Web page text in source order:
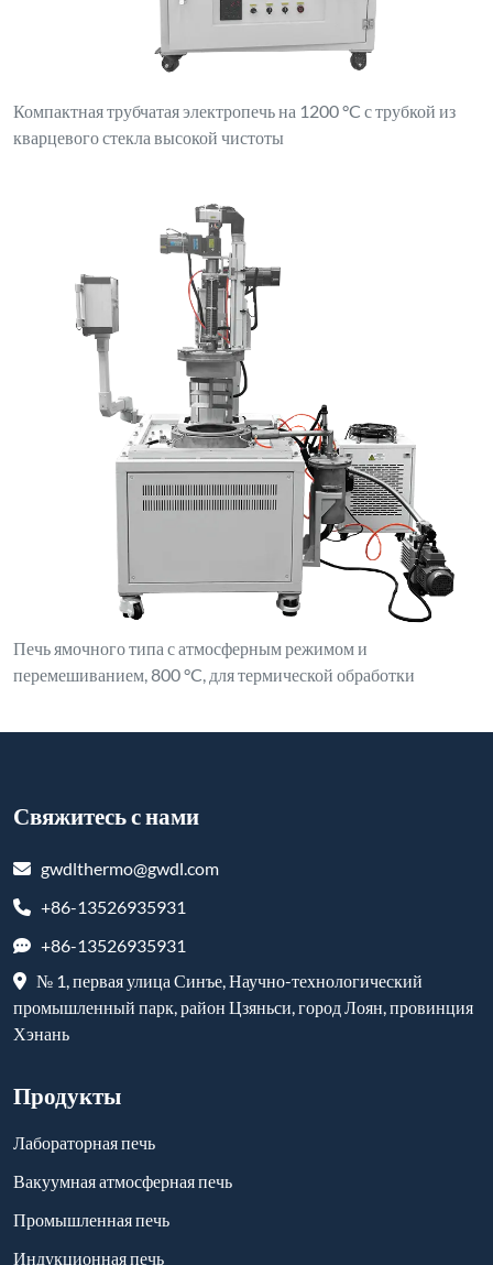
Компактная трубчатая электропечь на 1200 °C с трубкой из
кварцевого стекла высокой чистоты
Печь ямочного типа с атмосферным режимом и
перемешиванием, 800 °C, для термической обработки
Свяжитесь с нами
gwdlthermo@gwdl.com
+86-13526935931
+86-13526935931
№ 1, первая улица Синъе, Научно-технологический
промышленный парк, район Цзяньси, город Лоян, провинция
Хэнань
Продукты
Лабораторная печь
Вакуумная атмосферная печь
Промышленная печь
Индукционная печь